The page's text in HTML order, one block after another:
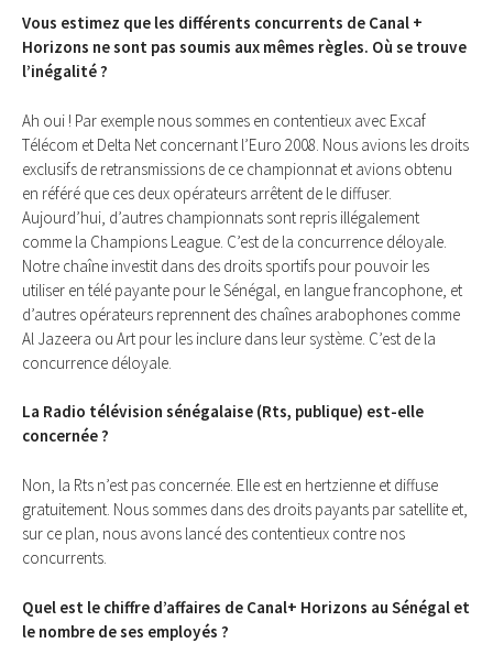
Vous estimez que les différents concurrents de Canal +
Horizons ne sont pas soumis aux mêmes règles. Où se trouve
l’inégalité ?
Ah oui ! Par exemple nous sommes en contentieux avec Excaf
Télécom et Delta Net concernant l’Euro 2008. Nous avions les droits
exclusifs de retransmissions de ce championnat et avions obtenu
en référé que ces deux opérateurs arrêtent de le diffuser.
Aujourd’hui, d’autres championnats sont repris illégalement
comme la Champions League. C’est de la concurrence déloyale.
Notre chaîne investit dans des droits sportifs pour pouvoir les
utiliser en télé payante pour le Sénégal, en langue francophone, et
d’autres opérateurs reprennent des chaînes arabophones comme
Al Jazeera ou Art pour les inclure dans leur système. C’est de la
concurrence déloyale.
La Radio télévision sénégalaise (Rts, publique) est-elle
concernée ?
Non, la Rts n’est pas concernée. Elle est en hertzienne et diffuse
gratuitement. Nous sommes dans des droits payants par satellite et,
sur ce plan, nous avons lancé des contentieux contre nos
concurrents.
Quel est le chiffre d’affaires de Canal+ Horizons au Sénégal et
le nombre de ses employés ?